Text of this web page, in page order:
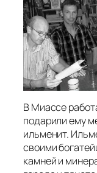
В Миассе
подарили ему
ильменит.
своими
камней и